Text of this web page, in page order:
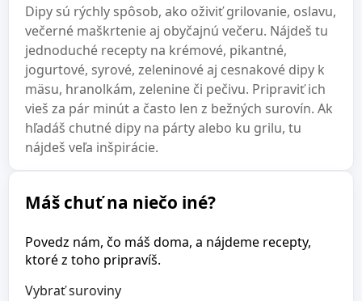
O nás
Kontakt
Dipy sú rýchly spôsob, ako oživiť grilovanie, oslavu,
večerné maškrtenie aj obyčajnú večeru. Nájdeš tu
jednoduché recepty na krémové, pikantné,
jogurtové, syrové, zeleninové aj cesnakové dipy k
mäsu, hranolkám, zelenine či pečivu. Pripraviť ich
vieš za pár minút a často len z bežných surovín. Ak
hľadáš chutné dipy na párty alebo ku grilu, tu
nájdeš veľa inšpirácie.
Máš chuť na niečo iné?
Povedz nám, čo máš doma, a nájdeme recepty,
ktoré z toho pripravíš.
Vybrať suroviny